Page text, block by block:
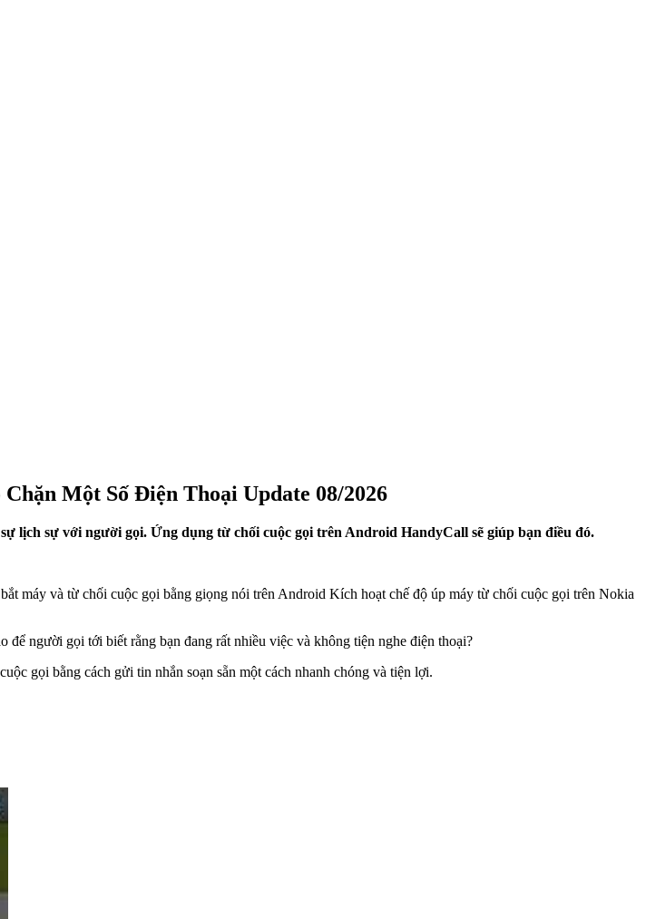
Một Số Điện Thoại Update 08/2026
lịch sự với người gọi. Ứng dụng từ chối cuộc gọi trên Android HandyCall sẽ giúp bạn điều đó.
máy và từ chối cuộc gọi bằng giọng nói trên Android Kích hoạt chế độ úp máy từ chối cuộc gọi trên Nokia
người gọi tới biết rằng bạn đang rất nhiều việc và không tiện nghe điện thoại?
gọi bằng cách gửi tin nhắn soạn sẵn một cách nhanh chóng và tiện lợi.